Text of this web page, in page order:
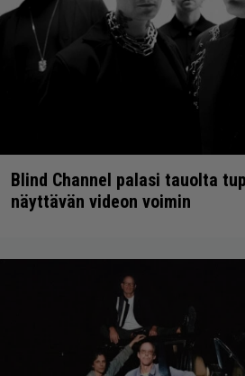
Blind Channel palasi tauolta
näyttävän videon voimin